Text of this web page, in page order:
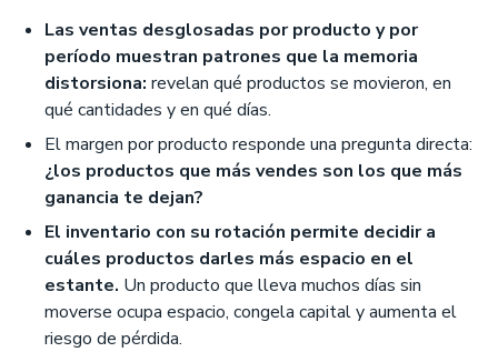
Las ventas desglosadas por producto y por
período muestran patrones que la memoria
distorsiona: revelan qué productos se movieron, en
qué cantidades y en qué días.
El margen por producto responde una pregunta directa:
¿los productos que más vendes son los que más
ganancia te dejan?
El inventario con su rotación permite decidir a
cuáles productos darles más espacio en el
estante. Un producto que lleva muchos días sin
moverse ocupa espacio, congela capital y aumenta el
riesgo de pérdida.